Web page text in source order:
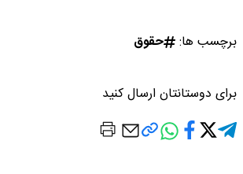
برچسب ها: حقوق
برای دوستانتان ارسال کنید